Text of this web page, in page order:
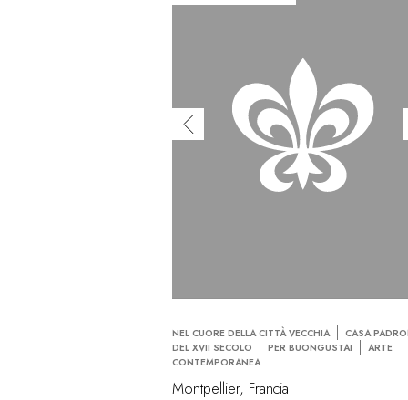
NEL CUORE DELLA CITTÀ VECCHIA
CASA
DEL XVII SECOLO
PER BUONGUSTAI
ARTE
CONTEMPORANEA
Montpellier, Francia